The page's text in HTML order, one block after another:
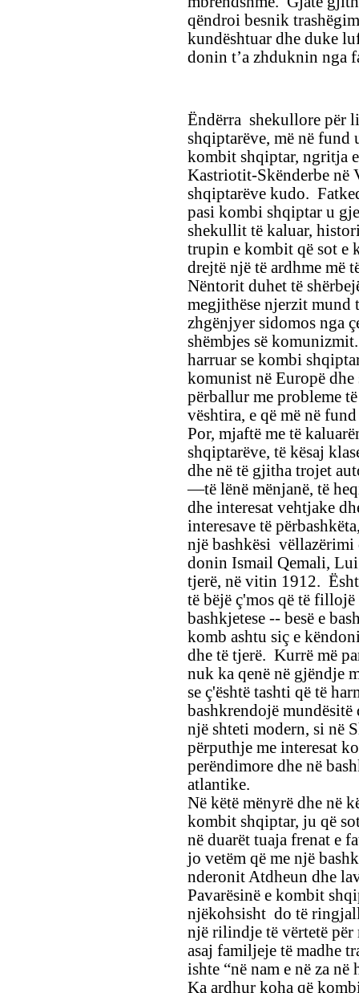
qëndroi besnik
kundështuar dhe duke
donin t’a zhduknin nga
Ëndërra shekullore për
shqiptarëve, më në fund
kombit shqiptar, ngritja
Kastriotit-Skënderbe në
shqiptarëve kudo.
pasi kombi shqiptar u
shekullit të kaluar,
trupin e kombit që sot e
drejtë një të ardhme më
Nëntorit duhet të
megjithëse njerzit mund
zhgënjyer sidomos nga
shëmbjes së
harruar se kombi
komunist në Europë dhe
përballur me probleme
vështira, e që më në
Por, mjaftë me të
shqiptarëve, të kësaj
dhe në të gjitha trojet
—të lënë mënjanë, të
dhe interesat vehtjake
interesave të
një bashkësi vëllazërimi
donin Ismail Qemali,
tjerë, në vitin 1912.
të bëjë ç'mos që të
bashkjetese -- besë e
komb ashtu siç e
dhe të tjerë. Kurrë më
nuk ka qenë në gjëndje
se ç'është tashti që të
bashkrendojë
një shteti modern, si në
përputhje me interesat
perëndimore dhe në
atlantike.
Në këtë mënyrë dhe në
kombit shqiptar, ju që
në duarët tuaja frenat e
jo vetëm që me një
nderonit Atdheun dhe
Pavarësinë e kombit
njëkohsisht do të
një rilindje të vërtetë për
asaj familjeje të madhe
ishte “në nam e në za
Ka ardhur koha që